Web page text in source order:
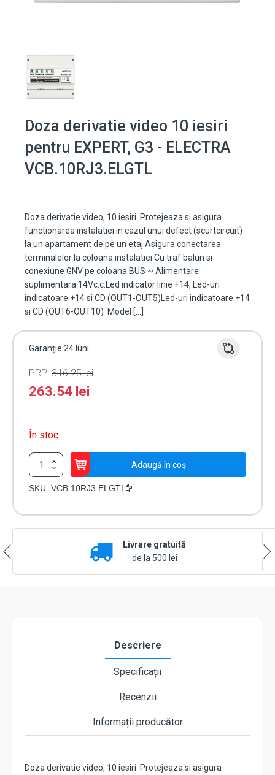
Doza derivatie video 10 iesiri
pentru EXPERT, G3 - ELECTRA
VCB.10RJ3.ELGTL
Doza derivatie video, 10 iesiri. Protejeaza si asigura
functionarea instalatiei in cazul unui defect (scurtcircuit)
la un apartament de pe un etaj.Asigura conectarea
terminalelor la coloana instalatiei Cu traf balun si
conexiune GNV pe coloana BUS ~ Alimentare
suplimentara 14Vc.c.Led indicator linie +14, Led-uri
indicatoare +14 si CD (OUT1-OUT5)Led-uri indicatoare +14
si CD (OUT6-OUT10) Model […]
Garanție 24 luni
PRP: 316.25lei
263.54 lei
În stoc
Cantitate
Doza
derivatie
Adaugă în coș
SKU: VCB.10RJ3.ELGTL
Livrare gratuită
de la 500 lei
Descriere
Specificații
Recenzii
Informații producător
Doza derivatie video, 10 iesiri. Protejeaza si asigura